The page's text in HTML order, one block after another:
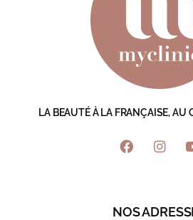
LA BEAUTÉ À LA FRANÇAISE,
NOS